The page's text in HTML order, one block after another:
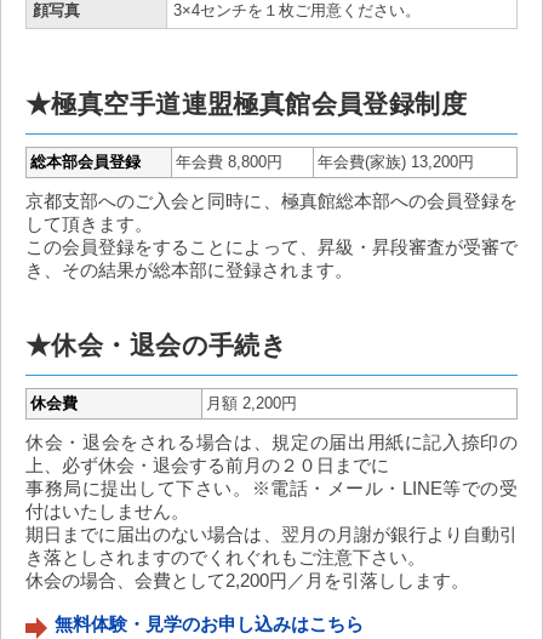
顔写真
3×4センチを１枚ご用意ください。
★極真空手道連盟極真館会員登録制度
総本部会員登録 年会費 8,800円 年会費(家族) 13,200円
京都支部へのご入会と同時に、極真館総本部への会員登録を
して頂きます。
この会員登録をすることによって、昇級・昇段審査が受審で
き、その結果が総本部に登録されます。
★休会・退会の手続き
休会費 月額 2,200円
休会・退会をされる場合は、規定の届出用紙に記入捺印の
上、必ず休会・退会する前月の２０日までに
事務局に提出して下さい。※電話・メール・LINE等での受
付はいたしません。
期日までに届出のない場合は、翌月の月謝が銀行より自動引
き落としされますのでくれぐれもご注意下さい。
休会の場合、会費として2,200円／月を引落しします。
無料体験・見学のお申し込みはこちら